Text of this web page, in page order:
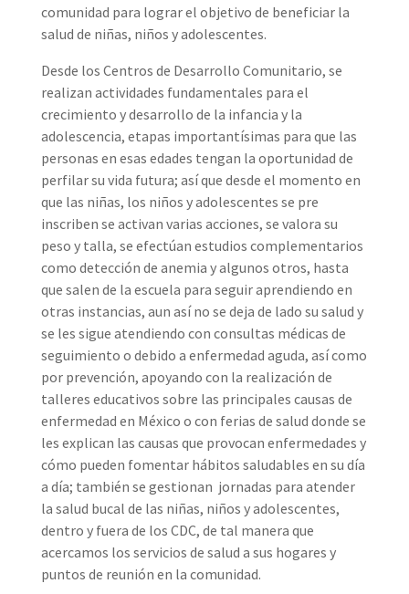
comunidad para lograr el objetivo de beneficiar la
salud de niñas, niños y adolescentes.
Desde los Centros de Desarrollo Comunitario, se
realizan actividades fundamentales para el
crecimiento y desarrollo de la infancia y la
adolescencia, etapas importantísimas para que las
personas en esas edades tengan la oportunidad de
perfilar su vida futura; así que desde el momento en
que las niñas, los niños y adolescentes se pre
inscriben se activan varias acciones, se valora su
peso y talla, se efectúan estudios complementarios
como detección de anemia y algunos otros, hasta
que salen de la escuela para seguir aprendiendo en
otras instancias, aun así no se deja de lado su salud y
se les sigue atendiendo con consultas médicas de
seguimiento o debido a enfermedad aguda, así como
por prevención, apoyando con la realización de
talleres educativos sobre las principales causas de
enfermedad en México o con ferias de salud donde se
les explican las causas que provocan enfermedades y
cómo pueden fomentar hábitos saludables en su día
a día; también se gestionan jornadas para atender
la salud bucal de las niñas, niños y adolescentes,
dentro y fuera de los CDC, de tal manera que
acercamos los servicios de salud a sus hogares y
puntos de reunión en la comunidad.